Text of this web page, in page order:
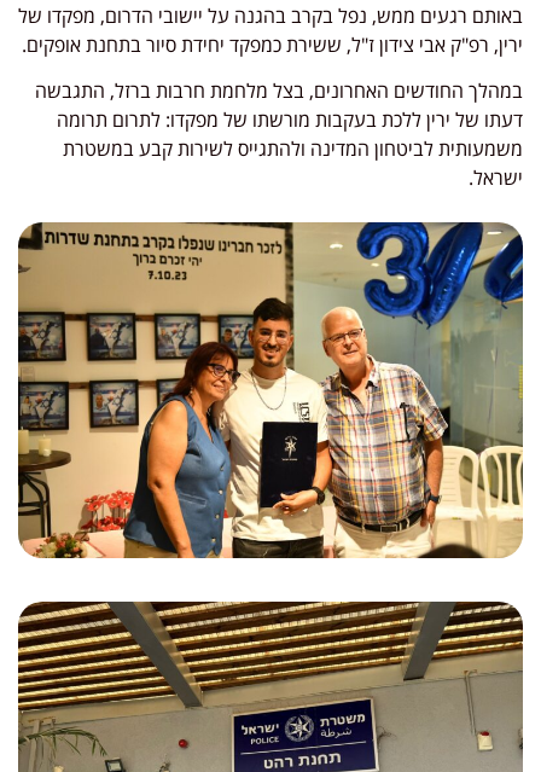
באותם רגעים ממש, נפל בקרב בהגנה על יישובי הדרום, מפקדו של
ירין, רפ"ק אבי צידון ז"ל, ששירת כמפקד יחידת סיור בתחנת אופקים.
במהלך החודשים האחרונים, בצל מלחמת חרבות ברזל, התגבשה
דעתו של ירין ללכת בעקבות מורשתו של מפקדו: לתרום תרומה
משמעותית לביטחון המדינה ולהתגייס לשירות קבע במשטרת
ישראל.